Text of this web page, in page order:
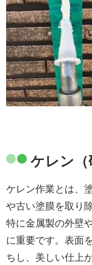
ケレン（
ケレン作業とは、
や古い塗膜を取り
特に金属製の外壁
に重要です。表面
ちし、美しい仕上